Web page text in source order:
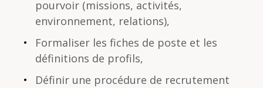
pourvoir (missions, activités,
environnement, relations),
Formaliser les fiches de poste et les
définitions de profils,
Définir une procédure de recrutement